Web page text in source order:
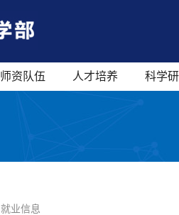
师资队伍 人才培养 科学
| 就业信息